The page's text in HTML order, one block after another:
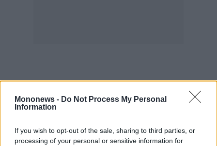
Mononews - Do Not Process My Personal
Information
If you wish to opt-out of the sale, sharing to third parties, or
processing of your personal or sensitive information for